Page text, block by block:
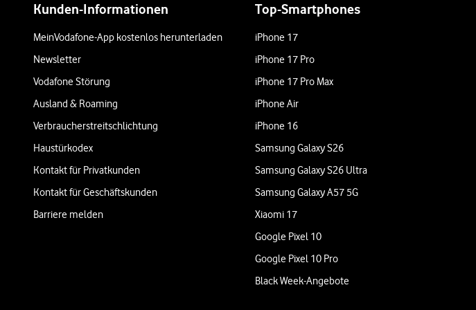
Kunden-Informationen
MeinVodafone-App kostenlos herunterladen
Newsletter
Vodafone Störung
Ausland & Roaming
Verbraucherstreitschlichtung
Haustürkodex
Kontakt für Privatkunden
Kontakt für Geschäftskunden
Barriere melden
Top-Smartphones
iPhone 17
iPhone 17 Pro
iPhone 17 Pro Max
iPhone Air
iPhone 16
Samsung Galaxy S26
Samsung Galaxy S26 Ultra
Samsung Galaxy A57 5G
Xiaomi 17
Google Pixel 10
Google Pixel 10 Pro
Black Week-Angebote